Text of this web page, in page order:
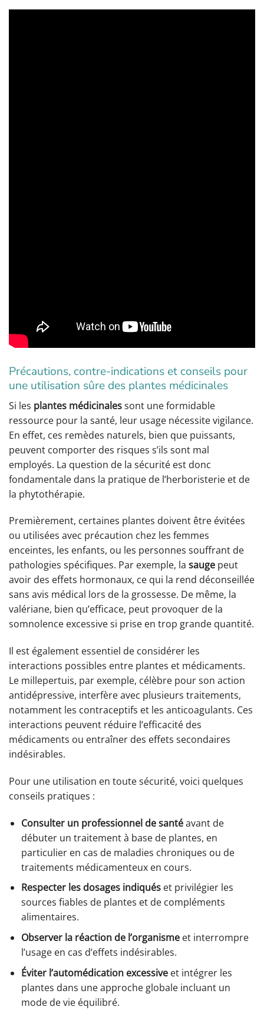
Précautions, contre-indications et conseils pour
une utilisation sûre des plantes médicinales
Si les plantes médicinalessont une formidable
ressource pour la santé, leur usage nécessite vigilance.
En effet, ces remèdes naturels, bien que puissants,
peuvent comporter des risques s’ils sont mal
employés. La question de la sécurité est donc
fondamentale dans la pratique de l’herboristerie et de
la phytothérapie.
Premièrement, certaines plantes doivent être évitées
ou utilisées avec précaution chez les femmes
enceintes, les enfants, ou les personnes souffrant de
pathologies spécifiques. Par exemple, la sauge peut
avoir des effets hormonaux, ce qui la rend déconseillée
sans avis médical lors de la grossesse. De même, la
valériane, bien qu’efficace, peut provoquer de la
somnolence excessive si prise en trop grande quantité.
Il est également essentiel de considérer les
interactions possibles entre plantes et médicaments.
Le millepertuis, par exemple, célèbre pour son action
antidépressive, interfère avec plusieurs traitements,
notamment les contraceptifs et les anticoagulants. Ces
interactions peuvent réduire l’efficacité des
médicaments ou entraîner des effets secondaires
indésirables.
Pour une utilisation en toute sécurité, voici quelques
conseils pratiques :
Consulter un professionnel de santéavant de
débuter un traitement à base de plantes, en
particulier en cas de maladies chroniques ou de
traitements médicamenteux en cours.
Respecter les dosages indiquéset privilégier les
sources fiables de plantes et de compléments
alimentaires.
Observer la réaction de l’organismeet interrompre
l’usage en cas d’effets indésirables.
Éviter l’automédication excessiveet intégrer les
plantes dans une approche globale incluant un
mode de vie équilibré.